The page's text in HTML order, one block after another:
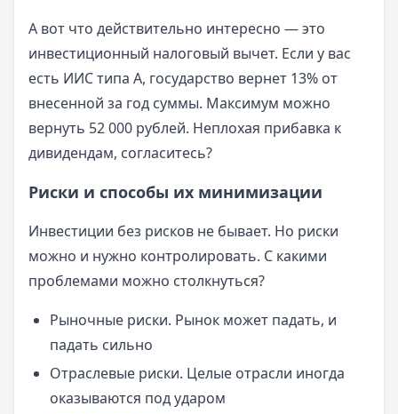
А вот что действительно интересно — это
инвестиционный налоговый вычет. Если у вас
есть ИИС типа А, государство вернет 13% от
внесенной за год суммы. Максимум можно
вернуть 52 000 рублей. Неплохая прибавка к
дивидендам, согласитесь?
Риски и способы их минимизации
Инвестиции без рисков не бывает. Но риски
можно и нужно контролировать. С какими
проблемами можно столкнуться?
Рыночные риски. Рынок может падать, и
падать сильно
Отраслевые риски. Целые отрасли иногда
оказываются под ударом